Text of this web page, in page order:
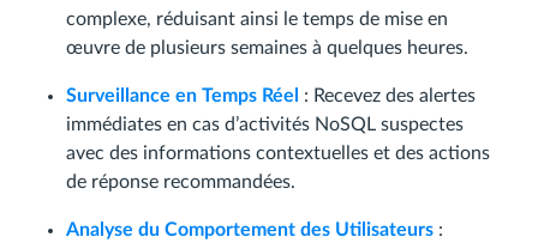
complexe, réduisant ainsi le temps de mise en
œuvre de plusieurs semaines à quelques heures.
Surveillance en Temps Réel
: Recevez des alertes
immédiates en cas d’activités NoSQL suspectes
avec des informations contextuelles et des actions
de réponse recommandées.
Analyse du Comportement des Utilisateurs :